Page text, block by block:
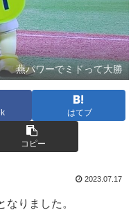
燕パワーでミドって大勝
はてブ
コピー
2023.07.17
なりました。